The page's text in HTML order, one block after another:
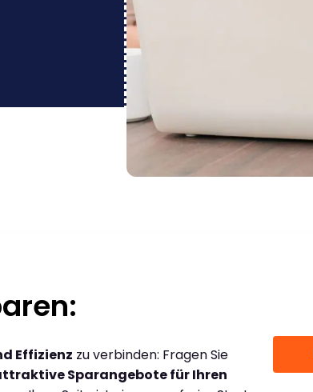
Effizienz zu verbinden: Fragen Sie
Sparangebote für Ihren